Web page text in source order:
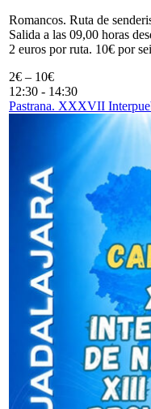
Romancos. Ruta de
Salida a las 09,00 horas
2 euros por ruta. 10€ por
2€ – 10€
12:30 - 14:30
Pastrana. XXXVII